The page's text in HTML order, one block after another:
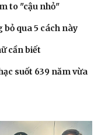
to "cậu nhỏ"
qua 5 cách này
cần biết
suốt 639 năm vừa